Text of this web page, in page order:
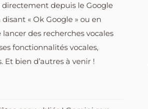
depuis le Google
« Ok Google » ou en
des recherches vocales
fonctionnalités vocales,
bien d’autres à venir !